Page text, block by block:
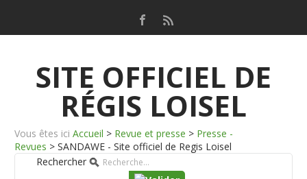
SITE OFFICIEL DE
RÉGIS LOISEL
Vous êtes ici Accueil > Revue et presse > Presse -
Revues > SANDAWE - Site officiel de Regis Loisel
Rechercher